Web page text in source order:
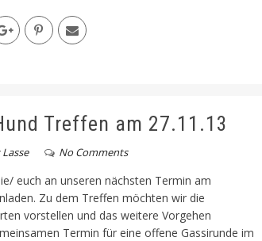
Treffen am 27.11.13
Lasse No Comments
euch an unseren nächsten Termin am
Zu dem Treffen möchten wir die
vorstellen und das weitere Vorgehen
Termin für eine offene Gassirunde im